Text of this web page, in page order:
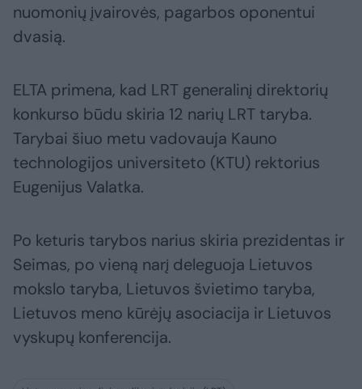
nuomonių įvairovės, pagarbos oponentui
dvasią.
ELTA primena, kad LRT generalinį direktorių
konkurso būdu skiria 12 narių LRT taryba.
Tarybai šiuo metu vadovauja Kauno
technologijos universiteto (KTU) rektorius
Eugenijus Valatka.
Po keturis tarybos narius skiria prezidentas ir
Seimas, po vieną narį deleguoja Lietuvos
mokslo taryba, Lietuvos švietimo taryba,
Lietuvos meno kūrėjų asociacija ir Lietuvos
vyskupų konferencija.